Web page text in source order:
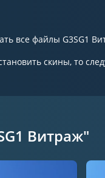
все файлы G3SG1
скины, то
Витраж"